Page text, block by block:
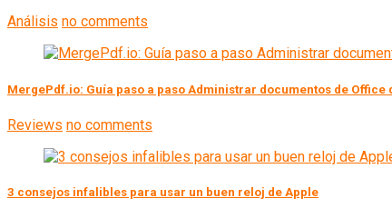
Análisis no comments
MergePdf.io: Guía paso a paso Administrar documentos de Office
Reviews no comments
3 consejos infalibles para usar un buen reloj de Apple